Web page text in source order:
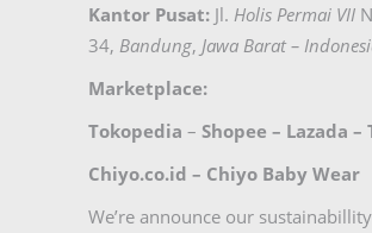
Kantor Pusat: Jl. Holis Permai VII
34, Bandung, Jawa Barat –
Marketplace:
Tokopedia – Shopee – Lazada –
Chiyo.co.id – Chiyo Baby Wear
We’re announce our sustainabillity